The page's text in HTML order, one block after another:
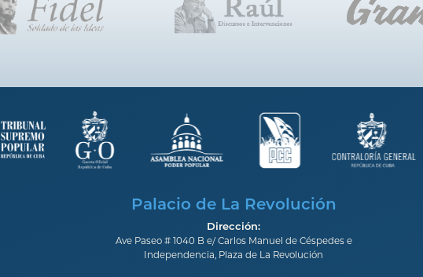
Palacio de La Revolución
Dirección:
Ave Paseo # 1040 B e/ Carlos Manuel de Céspedes e
Independencia, Plaza de La Revolución